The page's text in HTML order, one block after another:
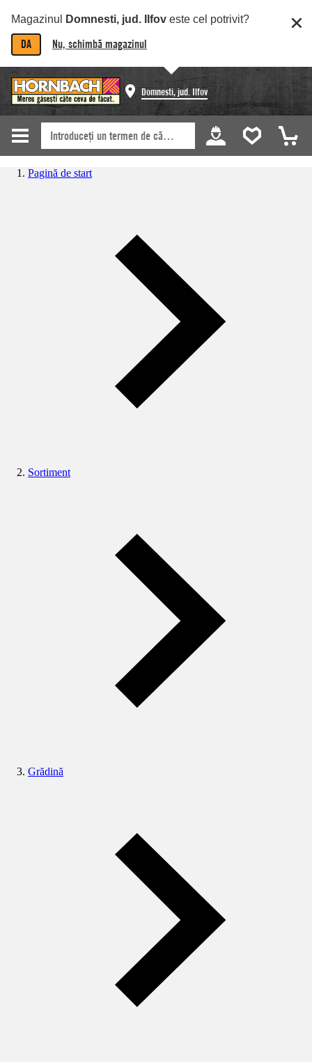
Magazinul Domnesti, jud. Ilfov este cel potrivit?
DA Nu, schimbă magazinul
Domnesti, jud. Ilfov
Pagină de start
Sortiment
Grădină